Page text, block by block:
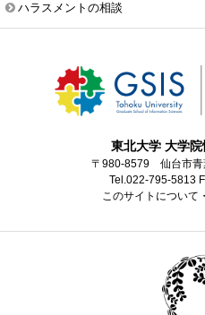
ハラスメントの相談
東北大学 大学
〒980-8579 仙台市青
Tel.022-795-5813
このサイトについて